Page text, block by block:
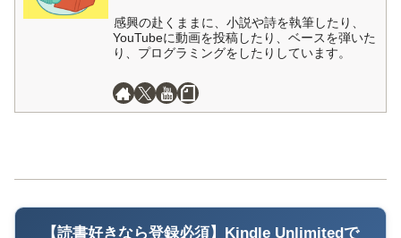
感興の赴くままに、小説や詩を執筆したり、
YouTubeに動画を投稿したり、ベースを弾いた
り、プログラミングをしたりしています。
【読書好きなら登録必須】Kindle Unlimitedで